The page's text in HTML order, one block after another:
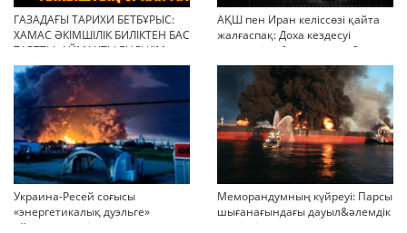
ГАЗАДАҒЫ ТАРИХИ БЕТБҰРЫС:
ХАМАС ӘКІМШІЛІК БИЛІКТЕН БАС
ТАРТТЫ. АЙМАҚТЫ ЕНДІ КІМ
БАСҚАРАДЫ?
АҚШ пен Иран келіссөзі қайта
жалғаспақ: Доха кездесуі
шиеленісті бәсеңдете ме?
Украина-Ресей соғысы
«энергетикалық дуэльге»
айналып кетті
Меморандумның күйреуі: Парсы
шығанағындағы дауыл&әлемдік
тәртіптің сын сағаты соғып тұр